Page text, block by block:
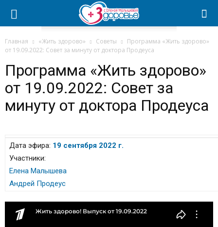
Главная «Жить здорово» Советы
Программа «Жить здорово»
от 19.09.2022: Совет за минуту от доктора Продеуса
Программа «Жить здорово»
от 19.09.2022: Совет за
минуту от доктора Продеуса
Дата эфира: 19 сентября 2022 г.
Участники:
Елена Малышева
Андрей Продеус